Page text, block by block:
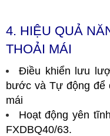
4. HIỆU QUẢ
THOẢI MÁI
Điều khiển lưu
bước và Tự động để
mái
Hoạt động yên
FXDBQ40/63.